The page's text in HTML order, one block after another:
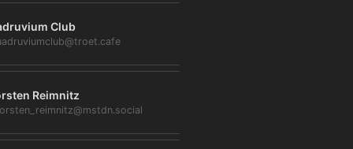
Club
Reimnitz